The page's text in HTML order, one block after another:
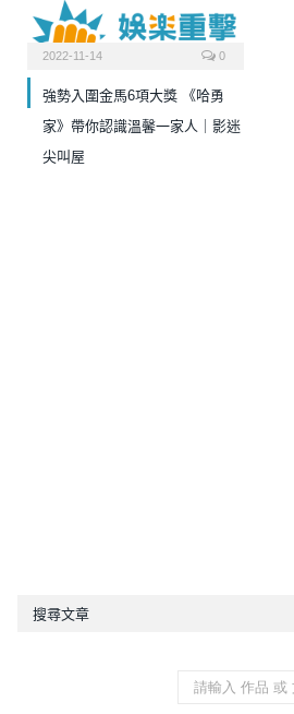
2022-11-14 0
強勢入圍金馬6項大獎 《哈勇
家》帶你認識溫馨一家人｜影迷
尖叫屋
搜尋文章